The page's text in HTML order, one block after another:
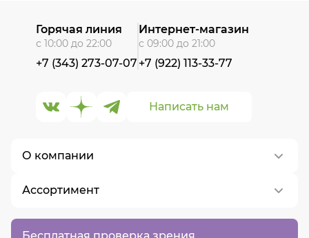
Бесплатная проверка зрения
О компании
О нас
Контакты
Ассортимент
Написать нам
Горячая линия
с 10:00 до 22:00
+7 (343) 273-07-07
Интернет-магазин
с 09:00 до 21:00
+7 (922) 113-33-77